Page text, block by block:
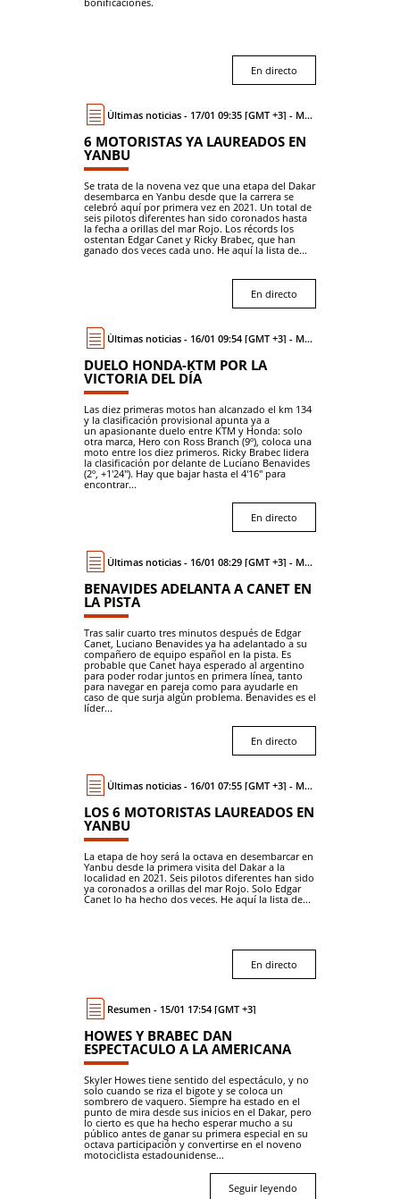
En directo
Últimas noticias - 17/01 09:35 [GMT +3] - Moto
6 MOTORISTAS YA LAUREADOS EN
YANBU
Se trata de la novena vez que una etapa del Dakar
desembarca en Yanbu desde que la carrera se
celebró aquí por primera vez en 2021. Un total de
seis pilotos diferentes han sido coronados hasta
la fecha a orillas del mar Rojo. Los récords los
ostentan Edgar Canet y Ricky Brabec, que han
ganado dos veces cada uno. He aquí la lista de...
En directo
Últimas noticias - 16/01 09:54 [GMT +3] - Moto
DUELO HONDA-KTM POR LA
VICTORIA DEL DÍA
Las diez primeras motos han alcanzado el km 134
y la clasificación provisional apunta ya a
un apasionante duelo entre KTM y Honda: solo
otra marca, Hero con Ross Branch (9º), coloca una
moto entre los diez primeros. Ricky Brabec lidera
la clasificación por delante de Luciano Benavides
(2º, +1'24"). Hay que bajar hasta el 4'16" para
encontrar...
En directo
Últimas noticias - 16/01 08:29 [GMT +3] - Moto
BENAVIDES ADELANTA A CANET EN
LA PISTA
Tras salir cuarto tres minutos después de Edgar
Canet, Luciano Benavides ya ha adelantado a su
compañero de equipo español en la pista. Es
probable que Canet haya esperado al argentino
para poder rodar juntos en primera línea, tanto
para navegar en pareja como para ayudarle en
caso de que surja algún problema. Benavides es el
líder...
En directo
Últimas noticias - 16/01 07:55 [GMT +3] - Moto
LOS 6 MOTORISTAS LAUREADOS EN
YANBU
La etapa de hoy será la octava en desembarcar en
Yanbu desde la primera visita del Dakar a la
localidad en 2021. Seis pilotos diferentes han sido
ya coronados a orillas del mar Rojo. Solo Edgar
Canet lo ha hecho dos veces. He aquí la lista de...
En directo
Resumen - 15/01 17:54 [GMT +3]
HOWES Y BRABEC DAN
ESPECTACULO A LA AMERICANA
Skyler Howes tiene sentido del espectáculo, y no
solo cuando se riza el bigote y se coloca un
sombrero de vaquero. Siempre ha estado en el
punto de mira desde sus inicios en el Dakar, pero
lo cierto es que ha hecho esperar mucho a su
público antes de ganar su primera especial en su
octava participación y convertirse en el noveno
motociclista estadounidense...
Seguir leyendo